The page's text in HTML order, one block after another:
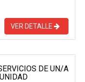
VER DETALLE
DE UN/A